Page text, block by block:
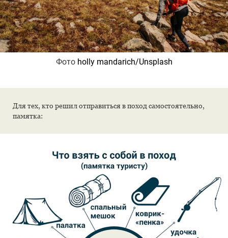
Фото holly mandarich/Unsplash
Для тех, кто решил отправиться в поход самостоятельно,
памятка: